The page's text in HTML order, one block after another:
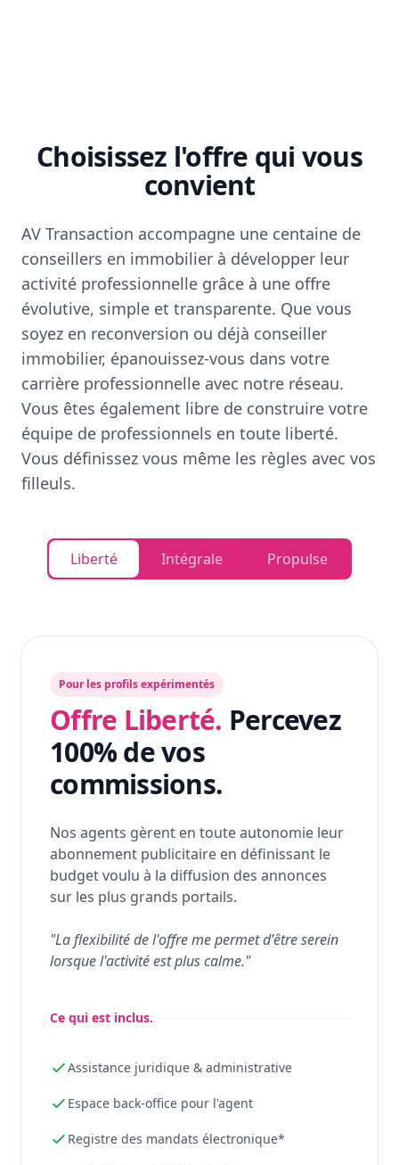
Choisissez l'offre qui vous
convient
AV Transaction accompagne une centaine de
conseillers en immobilier à développer leur
activité professionnelle grâce à une offre
évolutive, simple et transparente. Que vous
soyez en reconversion ou déjà conseiller
immobilier, épanouissez-vous dans votre
carrière professionnelle avec notre réseau.
Vous êtes également libre de construire votre
équipe de professionnels en toute liberté.
Vous définissez vous même les règles avec vos
filleuls.
Liberté Intégrale Propulse
Pour les profils expérimentés
Offre Liberté. Percevez
100% de vos
commissions.
Nos agents gèrent en toute autonomie leur
abonnement publicitaire en définissant le
budget voulu à la diffusion des annonces
sur les plus grands portails.
"La flexibilité de l'offre me permet d'être serein
lorsque l'activité est plus calme."
Ce qui est inclus.
Assistance juridique & administrative
Espace back-office pour l'agent
Registre des mandats électronique*